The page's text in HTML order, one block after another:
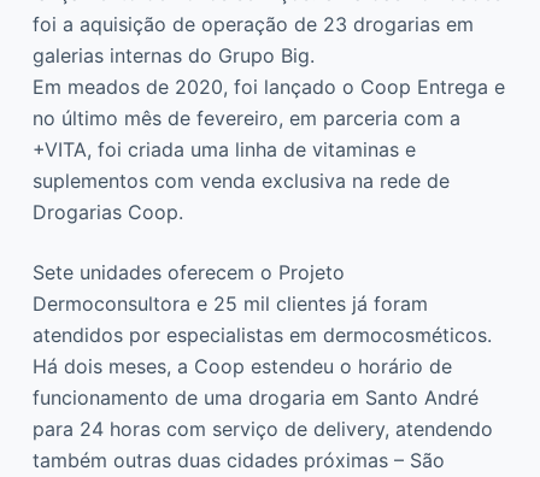
foi a aquisição de operação de 23 drogarias em
galerias internas do Grupo Big.
Em meados de 2020, foi lançado o Coop Entrega e
no último mês de fevereiro, em parceria com a
+VITA, foi criada uma linha de vitaminas e
suplementos com venda exclusiva na rede de
Drogarias Coop.
Sete unidades oferecem o Projeto
Dermoconsultora e 25 mil clientes já foram
atendidos por especialistas em dermocosméticos.
Há dois meses, a Coop estendeu o horário de
funcionamento de uma drogaria em Santo André
para 24 horas com serviço de delivery, atendendo
também outras duas cidades próximas – São